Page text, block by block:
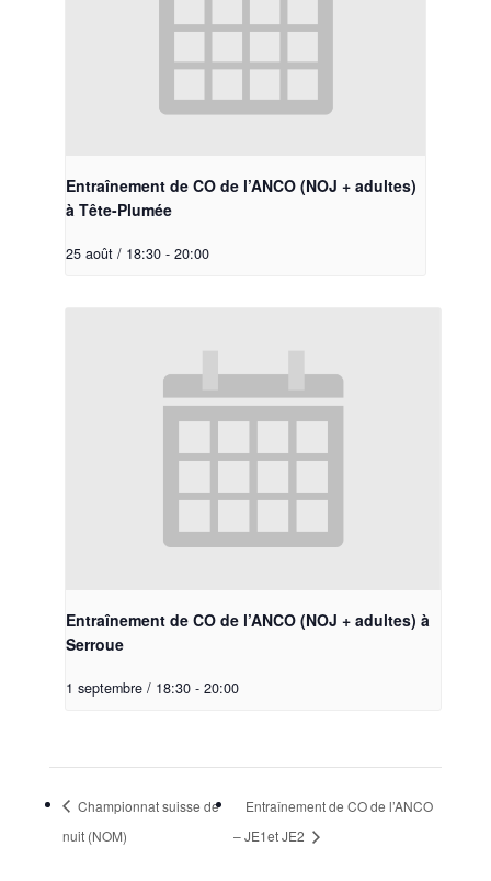
Entraînement de CO de l’ANCO (NOJ + adultes)
à Tête-Plumée
25 août / 18:30 - 20:00
Entraînement de CO de l’ANCO (NOJ + adultes) à
Serroue
1 septembre / 18:30 - 20:00
Championnat suisse de
nuit (NOM)
Entraînement de CO de l’ANCO
– JE1et JE2